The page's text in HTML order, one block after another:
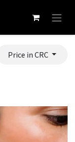
Price in CRC